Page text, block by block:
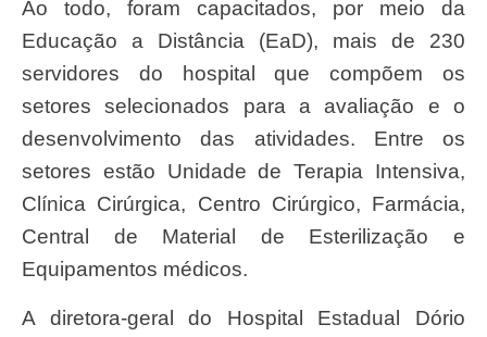
Ao todo, foram capacitados, por meio da
Educação a Distância (EaD), mais de 230
servidores do hospital que compõem os
setores selecionados para a avaliação e o
desenvolvimento das atividades. Entre os
setores estão Unidade de Terapia Intensiva,
Clínica Cirúrgica, Centro Cirúrgico, Farmácia,
Central de Material de Esterilização e
Equipamentos médicos.
A diretora-geral do Hospital Estadual Dório